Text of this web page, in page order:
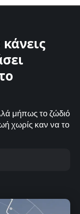
μήπως το ζώδιό
χωρίς καν να το